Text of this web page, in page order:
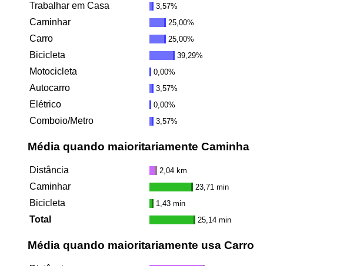
Trabalhar em Casa 3,57%
Caminhar 25,00%
Carro 25,00%
Bicicleta 39,29%
Motocicleta 0,00%
Autocarro 3,57%
Elétrico 0,00%
Comboio/Metro 3,57%
Média quando maioritariamente Caminha
Distância 2,04 km
Caminhar 23,71 min
Bicicleta 1,43 min
Total 25,14 min
Média quando maioritariamente usa Carro